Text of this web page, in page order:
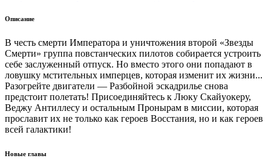
Описание
В честь смерти Императора и уничтожения второй «Звезды
Смерти» группа повстанческих пилотов собирается устроить
себе заслуженный отпуск. Но вместо этого они попадают в
ловушку мстительных имперцев, которая изменит их жизни...
Разогрейте двигатели — Разбойной эскадрилье снова
предстоит полетать! Присоединяйтесь к Люку Скайуокеру,
Веджу Антиллесу и остальным Пронырам в миссии, которая
прославит их не только как героев Восстания, но и как героев
всей галактики!
Новые главы